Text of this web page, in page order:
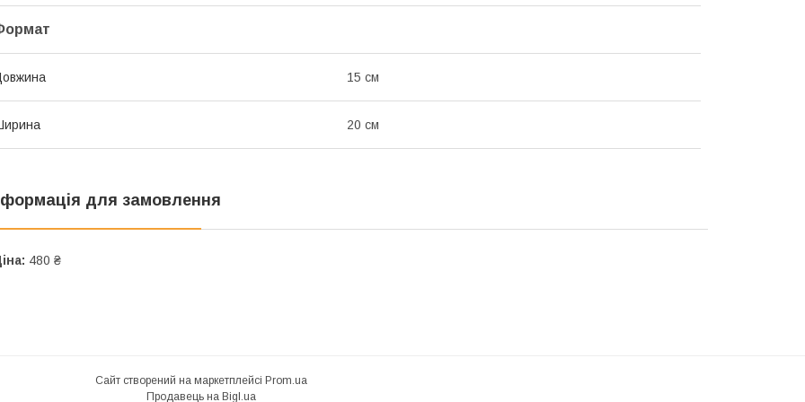
15 см
20 см
для замовлення
480 ₴
Сайт створений на маркетплейсі Prom.ua
Продавець на Bigl.ua